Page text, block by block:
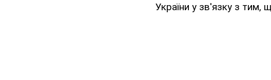
України у зв'язку з тим,